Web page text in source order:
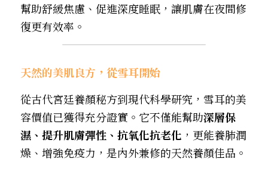
幫助舒緩焦慮、促進深度睡眠，讓肌膚在夜間修
復更有效率。
天然的美肌良方，從雪耳開始
從古代宮廷養顏秘方到現代科學研究，雪耳的美
容價值已獲得充分證實。它不僅能幫助深層保
濕、提升肌膚彈性、抗氧化抗老化 ，更能養肺潤
燥、增強免疫力，是內外兼修的天然養顏佳品。